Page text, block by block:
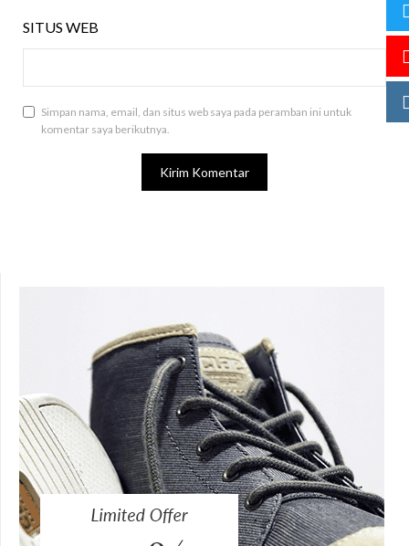
SITUS WEB
Simpan nama, email, dan situs web saya pada peramban ini untuk
komentar saya berikutnya.